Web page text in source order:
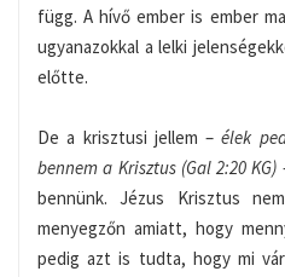
függ. A hívő ember is ember
ugyanazokkal a lelki
előtte.
De a krisztusi jellem –élek
bennem a Krisztus (Gal 2:20 KG)
bennünk. Jézus Krisztus
menyegzőn amiatt, hogy
pedig azt is tudta, hogy mi